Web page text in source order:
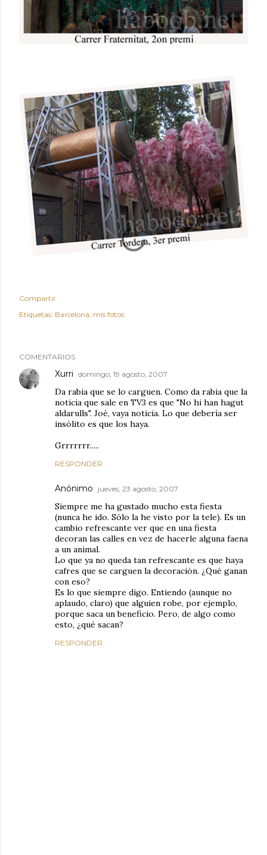
Compartir
Etiquetas: Barcelona mis fotos
COMENTARIOS
Xurri domingo, 19 agosto, 2007
Da rabia que se lo carguen. Como da rabia que la
noticia que sale en TV3 es que "No hi han hagut
aldarulls". Joé, vaya noticia. Lo que debería ser
insólito es que los haya.
Grrrrrrr.....
RESPONDER
Anónimo jueves, 23 agosto, 2007
Siempre me ha gustado mucho esta fiesta
(nunca he ido. Sólo la he visto por la tele). Es un
cambio refrescante ver que en una fiesta
decoran las calles en vez de hacerle alguna faena
a un animal.
Lo que ya no queda tan refrescante es que haya
cafres que se carguen la decoración. ¿Qué ganan
con eso?
Es lo que siempre digo. Entiendo (aunque no
aplaudo, claro) que alguien robe, por ejemplo,
porque saca un beneficio. Pero, de algo como
esto, ¿qué sacan?
RESPONDER